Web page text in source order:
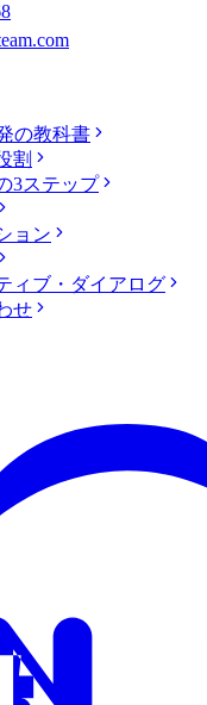
の教科書
割
3ステップ
ョン
ィブ・ダイアログ
せ